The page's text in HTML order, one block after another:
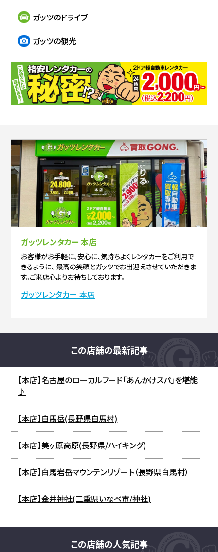
ガッツのドライブ
ガッツの観光
ガッツレンタカー 本店
お客様がお手軽に、安心に、気持ちよくレンタカーをご利用で
きるように、 最高の笑顔とガッツでお出迎えさせていただきま
す。ご来店心よりお待ちしております。
ガッツレンタカー 本店
この店舗の最新記事
【本店】名古屋のローカルフード「あんかけスパ」を堪能
♪
【本店】白馬岳(長野県白馬村)
【本店】美ヶ原高原(長野県/ハイキング)
【本店】白馬岩岳マウンテンリゾート（長野県白馬村）
【本店】金井神社(三重県いなべ市/神社)
この店舗の人気記事